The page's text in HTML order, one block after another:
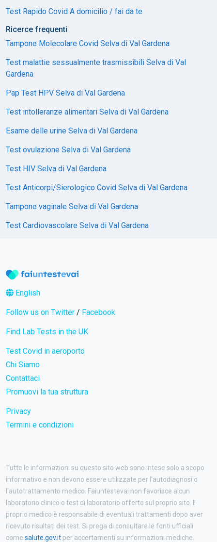
Test Rapido Covid A domicilio / fai da te
Ricerce frequenti
Tampone Molecolare Covid Selva di Val Gardena
Test malattie sessualmente trasmissibili Selva di Val
Gardena
Pap Test HPV Selva di Val Gardena
Test intolleranze alimentari Selva di Val Gardena
Esame delle urine Selva di Val Gardena
Test ovulazione Selva di Val Gardena
Test HIV Selva di Val Gardena
Test Anticorpi/Sierologico Covid Selva di Val Gardena
Tampone vaginale Selva di Val Gardena
Test Cardiovascolare Selva di Val Gardena
English
Follow us on Twitter / Facebook
Find Lab Tests in the UK
Test Covid in aeroporto
Chi Siamo
Contattaci
Promuovi la tua struttura
Privacy
Termini e condizioni
Tutte le informazioni su questo sito web sono intese solo a scopo
informativo e non devono essere utilizzate per l'autodiagnosi o
l'autotrattamento medico. Faiuntestevai non favorisce alcun
laboratorio clinico o test di laboratorio offerto sul proprio sito. Il
proprio medico è responsabile di eventuali trattamenti dopo aver
ricevuto risultati dei test. Si prega di consultare le fonti ufficiali
come salute.gov.it per accertamenti su informazioni mediche.